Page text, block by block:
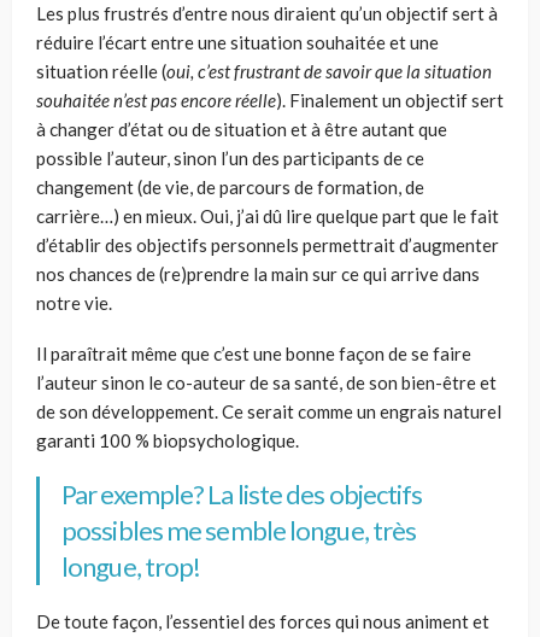
Les plus frustrés d’entre nous diraient qu’un objectif sert à
réduire l’écart entre une situation souhaitée et une
situation réelle (oui, c’est frustrant de savoir que la situation
souhaitée n’est pas encore réelle). Finalement un objectif sert
à changer d’état ou de situation et à être autant que
possible l’auteur, sinon l’un des participants de ce
changement (de vie, de parcours de formation, de
carrière…) en mieux. Oui, j’ai dû lire quelque part que le fait
d’établir des objectifs personnels permettrait d’augmenter
nos chances de (re)prendre la main sur ce qui arrive dans
notre vie.
Il paraîtrait même que c’est une bonne façon de se faire
l’auteur sinon le co-auteur de sa santé, de son bien-être et
de son développement. Ce serait comme un engrais naturel
garanti 100 % biopsychologique.
Par exemple? La liste des objectifs
possibles me semble longue, très
longue, trop!
De toute façon, l’essentiel des forces qui nous animent et